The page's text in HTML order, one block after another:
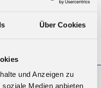
Über Cookies
und Anzeigen zu
Medien anbieten